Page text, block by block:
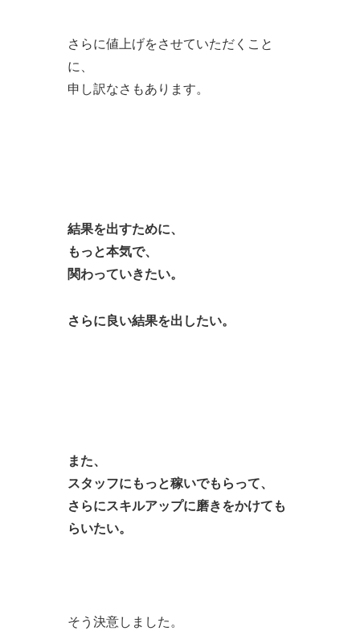
さらに値上げをさせていただくこと
に、
申し訳なさもあります。
結果を出すために、
もっと本気で、
関わっていきたい。
さらに良い結果を出したい。
また、
スタッフにもっと稼いでもらって、
さらにスキルアップに磨きをかけても
らいたい。
そう決意しました。